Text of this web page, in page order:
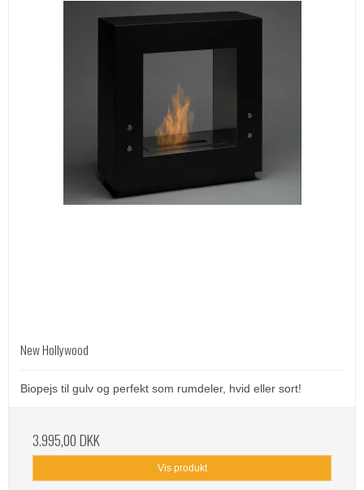
New Hollywood
Biopejs til gulv og perfekt som rumdeler, hvid eller sort!
3.995,00 DKK
Vis produkt